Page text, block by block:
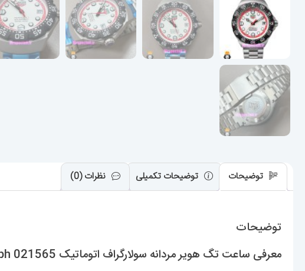
توضیحات توضیحات تکمیلی نظرات (0)
توضیحات
معرفی ساعت تگ هویر مردانه سولارگراف اتوماتیک Tag heuer Solargraph 021565